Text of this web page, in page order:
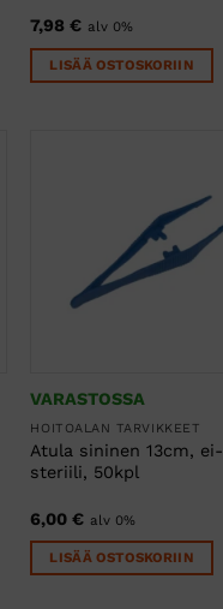
7,98€ alv 0%
LISÄÄ OSTOSKORIIN
VARASTOSSA
HOITOALAN TARVIKKEET
Atula sininen 13cm, ei-
steriili, 50kpl
6,00€ alv 0%
LISÄÄ OSTOSKORIIN